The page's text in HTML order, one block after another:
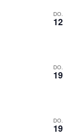
DO.
12
DO.
19
DO.
19